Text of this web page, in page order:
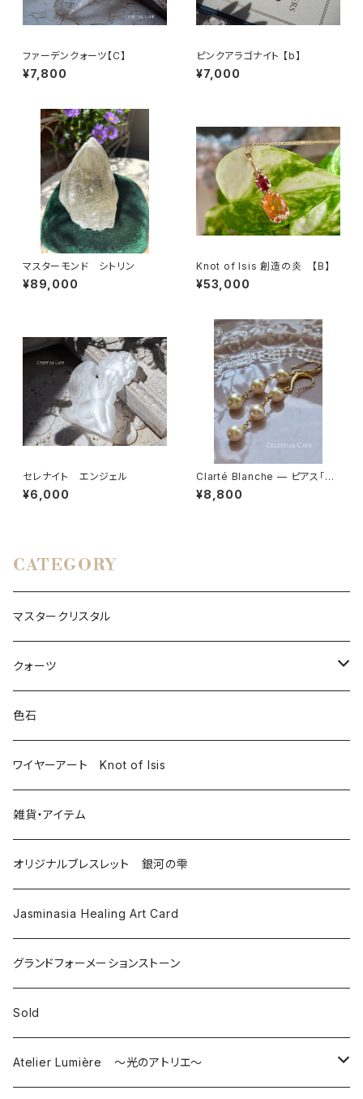
ファーデンクォーツ【C】
¥7,800
ピンクアラゴナイト 【b】
¥7,000
マスターモンド シトリン
¥89,000
Knot of Isis 創造の炎 【B】
¥53,000
セレナイト エンジェル
¥6,000
Clarté Blanche — ピアス「白
の透明」
¥8,800
CATEGORY
マスタークリスタル
クォーツ
モンドクォーツ
その他クォーツ
色石
ワイヤーアート Knot of Isis
雑貨・アイテム
オリジナルブレスレット 銀河の雫
Jasminasia Healing Art Card
グランドフォーメーションストーン
Sold
Atelier Lumière ～光のアトリエ～